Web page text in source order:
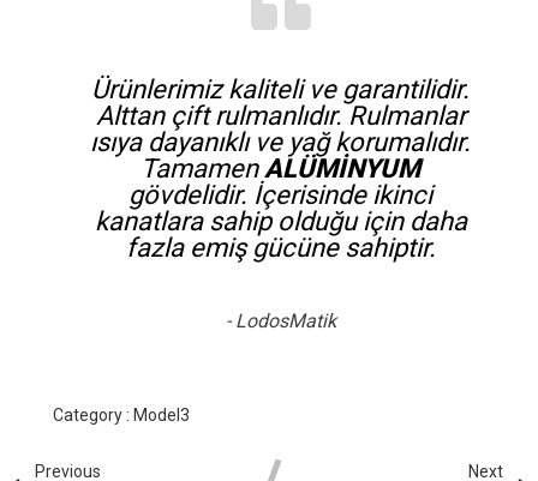
Ürünlerimiz kaliteli ve garantilidir.
Alttan çift rulmanlıdır. Rulmanlar
ısıya dayanıklı ve yağ korumalıdır.
TamamenALÜMİNYUM
gövdelidir. İçerisinde ikinci
kanatlara sahip olduğu için daha
fazla emiş gücüne sahiptir.
- LodosMatik
Category : Model3
Previous
Next